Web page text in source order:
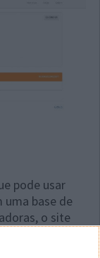
pode usar
uma base de
o site
referente